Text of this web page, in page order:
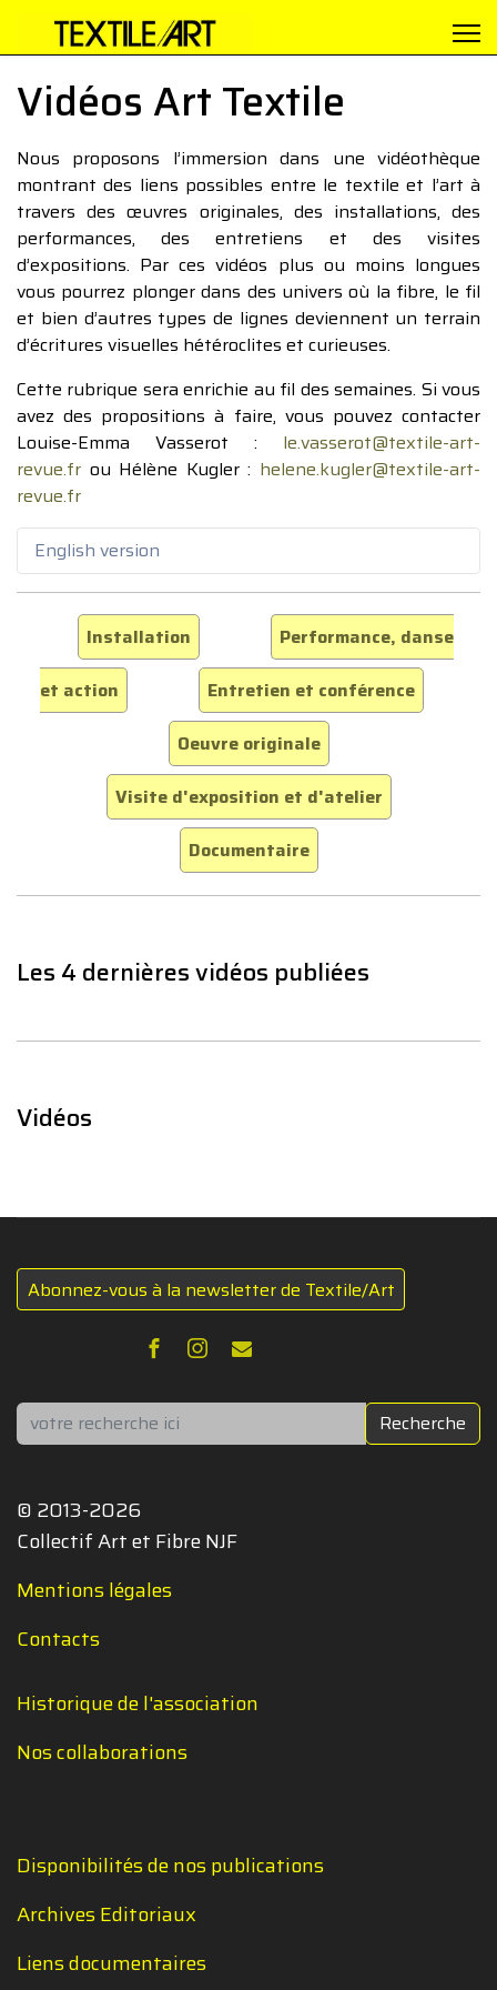
Vidéos Art Textile
Nous proposons l’immersion dans une vidéothèque
montrant des liens possibles entre le textile et l’art à
travers des œuvres originales, des installations, des
performances, des entretiens et des visites
d’expositions. Par ces vidéos plus ou moins longues
vous pourrez plonger dans des univers où la fibre, le fil
et bien d’autres types de lignes deviennent un terrain
d’écritures visuelles hétéroclites et curieuses.
Cette rubrique sera enrichie au fil des semaines. Si vous
avez des propositions à faire, vous pouvez contacter
Louise-Emma Vasserot : le.vasserot@textile-art-
revue.fr ou Hélène Kugler : helene.kugler@textile-art-
revue.fr
English version
Installation
Performance, danse
et action
Entretien et conférence
Oeuvre originale
Visite d'exposition et d'atelier
Documentaire
Les 4 dernières vidéos publiées
Vidéos
Abonnez-vous à la newsletter de Textile/Art
Rechercher Recherche
© 2013-2026
Collectif Art et Fibre NJF
Mentions légales
Contacts
Historique de l'association
Nos collaborations
Disponibilités de nos publications
Archives Editoriaux
Liens documentaires